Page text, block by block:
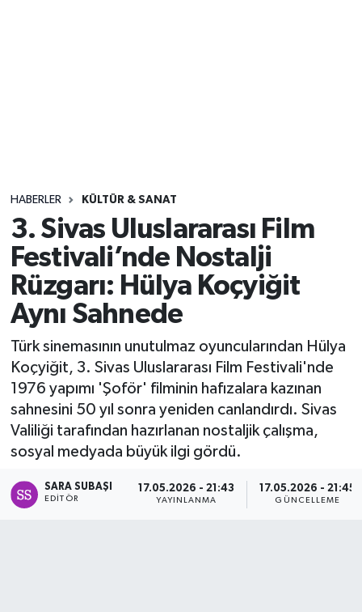
HABERLER KÜLTÜR & SANAT
3. Sivas Uluslararası Film
Festivali’nde Nostalji
Rüzgarı: Hülya Koçyiğit
Aynı Sahnede
Türk sinemasının unutulmaz oyuncularından Hülya
Koçyiğit, 3. Sivas Uluslararası Film Festivali'nde
1976 yapımı 'Şoför' filminin hafızalara kazınan
sahnesini 50 yıl sonra yeniden canlandırdı. Sivas
Valiliği tarafından hazırlanan nostaljik çalışma,
sosyal medyada büyük ilgi gördü.
SARA SUBAŞI
EDITÖR
17.05.2026 - 21:43
YAYINLANMA
17.05.2026 - 21:45
GÜNCELLEME
Yaşam